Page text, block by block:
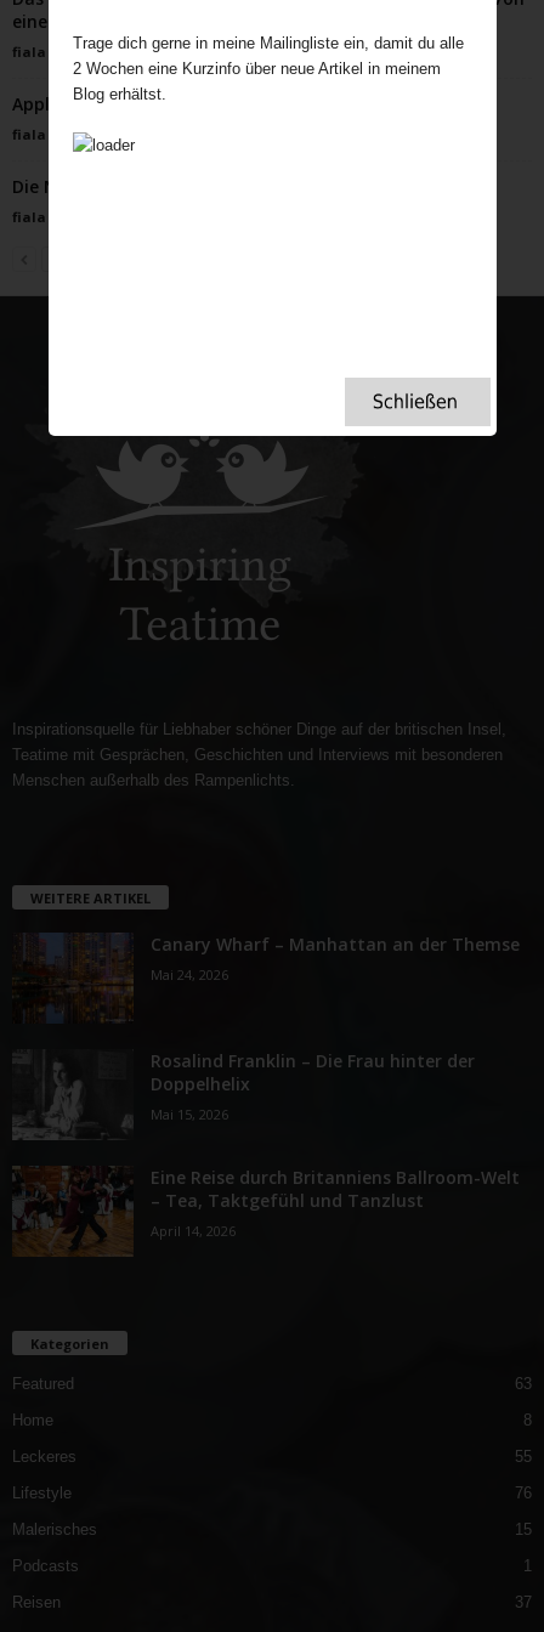
einem Franzosen. Nein! Oder...
fiala Juni 7, 2022
Apple Pie – mein Lieblingsrezept
fiala September 18, 2023
Die Nebel Dartmoors – auch uns hielten sie gefangen.
fiala
Inspirationsquelle für Liebhaber schöner Dinge auf der britischen Insel,
Teatime mit Gesprächen, Geschichten und Interviews mit besonderen
Menschen außerhalb des Rampenlichts.
WEITERE ARTIKEL
Canary Wharf – Manhattan an der Themse
Mai 24, 2026
Rosalind Franklin – Die Frau hinter der
Doppelhelix
Mai 15, 2026
Eine Reise durch Britanniens Ballroom-Welt
– Tea, Taktgefühl und Tanzlust
April 14, 2026
Kategorien
Featured
63
Home
8
Leckeres
55
Lifestyle
76
Malerisches
15
Podcasts
1
Reisen
37
Trage dich gerne in meine Mailingliste ein, damit du alle
2 Wochen eine Kurzinfo über neue Artikel in meinem
Blog erhältst.